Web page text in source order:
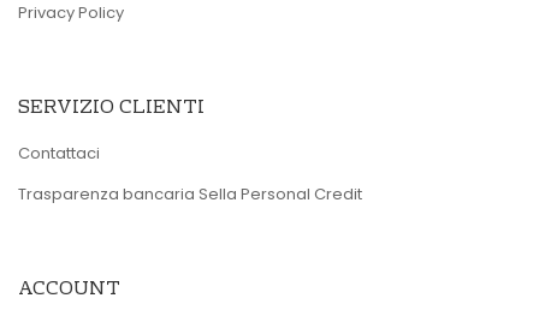
Privacy Policy
SERVIZIO CLIENTI
Contattaci
Trasparenza bancaria Sella Personal Credit
ACCOUNT